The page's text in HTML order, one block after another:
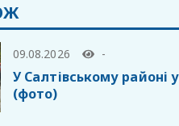
09.08.2026 -
У Салтівському районі
(фото)